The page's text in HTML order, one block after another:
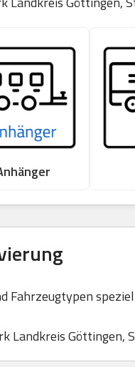
Fahrzeugtypen
Landkreis